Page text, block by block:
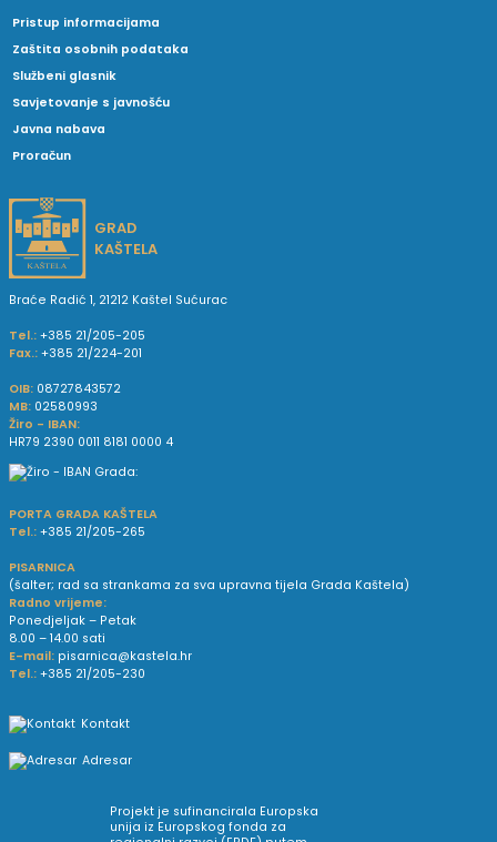
Pristup informacijama
Zaštita osobnih podataka
Službeni glasnik
Savjetovanje s javnošću
Javna nabava
Proračun
GRAD
KAŠTELA
Braće Radić 1, 21212 Kaštel Sućurac
Tel.: +385 21/205-205
Fax.: +385 21/224-201
OIB: 08727843572
MB: 02580993
Žiro - IBAN:
HR79 2390 0011 8181 0000 4
PORTA GRADA KAŠTELA
Tel.: +385 21/205-265
PISARNICA
(šalter; rad sa strankama za sva upravna tijela Grada Kaštela)
Radno vrijeme:
Ponedjeljak – Petak
8.00 – 14.00 sati
E-mail: pisarnica@kastela.hr
Tel.: +385 21/205-230
Kontakt
Adresar
Projekt je sufinancirala Europska
unija iz Europskog fonda za